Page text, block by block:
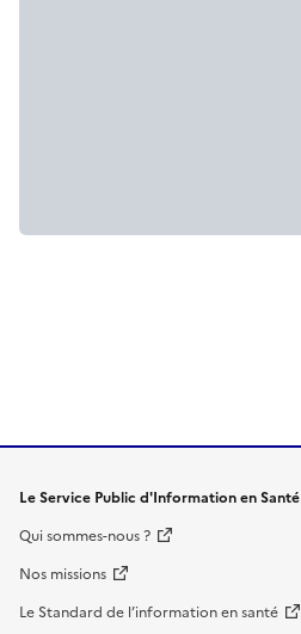
Le Service Public d'Information en Santé
Qui sommes-nous ?
Nos missions
Le Standard de l’information en santé